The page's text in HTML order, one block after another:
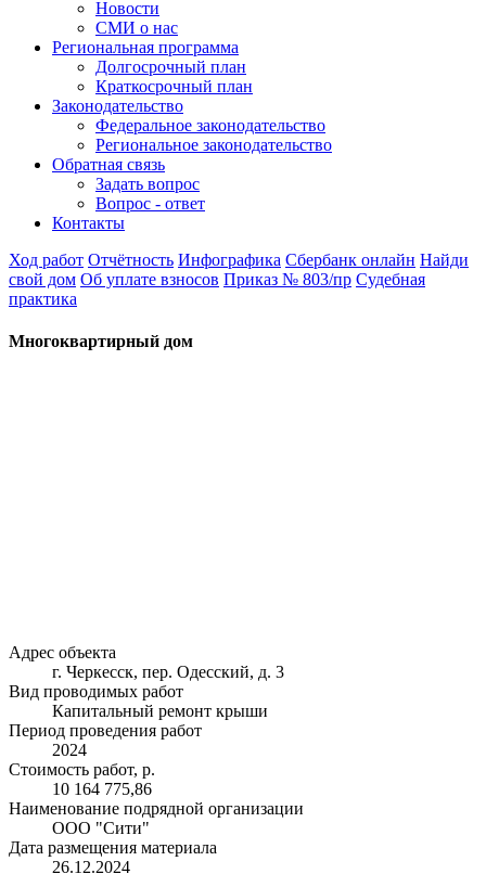
Новости
СМИ о нас
Региональная программа
Долгосрочный план
Краткосрочный план
Законодательство
Федеральное законодательство
Региональное законодательство
Обратная связь
Задать вопрос
Вопрос - ответ
Контакты
Ход работ Отчётность Инфографика Сбербанк онлайн Найди
свой дом Об уплате взносов Приказ № 803/пр Судебная
практика
Многоквартирный дом
Адрес объекта
г. Черкесск, пер. Одесский, д. 3
Вид проводимых работ
Капитальный ремонт крыши
Период проведения работ
2024
Стоимость работ, р.
10 164 775,86
Наименование подрядной организации
ООО "Сити"
Дата размещения материала
26.12.2024